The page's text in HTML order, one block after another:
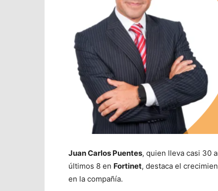
Juan Carlos Puentes, quien lleva casi 30
últimos 8 en Fortinet, destaca el
en la compañía.